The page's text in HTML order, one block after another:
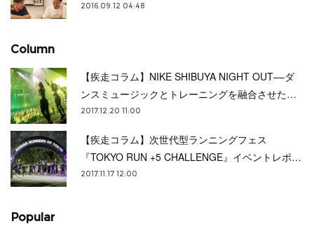
2016.09.12 04:48
Column
【疾走コラム】NIKE SHIBUYA NIGHT OUT––ダ
ンスミュージックとトレーニングを融合させた…
2017.12.20 11:00
【疾走コラム】次世代型ランニングフェス
『TOKYO RUN +5 CHALLENGE』イベントレポ…
2017.11.17 12:00
Popular